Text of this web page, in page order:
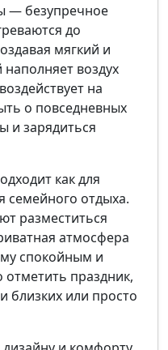
— безупречное
до
мягкий и
воздух
на
о повседневных
и зарядиться
как для
семейного отдыха.
разместиться
атмосфера
спокойным и
праздник,
близких или просто